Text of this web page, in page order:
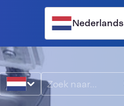
Nederlands
Zoeken